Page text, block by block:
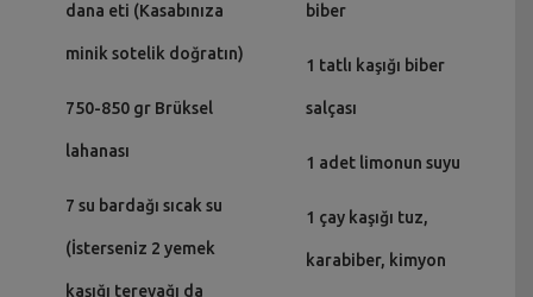
dana eti (Kasabınıza
minik sotelik doğratın)
750-850 gr Brüksel
lahanası
7 su bardağı sıcak su
(İsterseniz 2 yemek
kaşığı tereyağı da
biber
1 tatlı kaşığı biber
salçası
1 adet limonun suyu
1 çay kaşığı tuz,
karabiber, kimyon